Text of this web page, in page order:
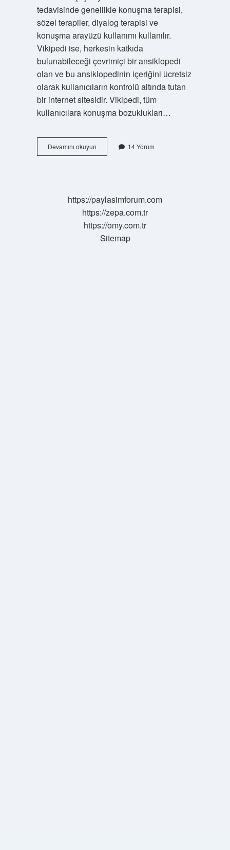
tedavisinde genellikle konuşma terapisi,
sözel terapiler, diyalog terapisi ve
konuşma arayüzü kullanımı kullanılır.
Vikipedi ise, herkesin katkıda
bulunabileceği çevrimiçi bir ansiklopedi
olan ve bu ansiklopedinin içeriğini ücretsiz
olarak kullanıcıların kontrolü altında tutan
bir internet sitesidir. Vikipedi, tüm
kullanıcılara konuşma bozuklukları…
Devamını okuyunAfazi
nedir
14 Yorum
https://paylasimforum.com
https://zepa.com.tr
https://omy.com.tr
Sitemap